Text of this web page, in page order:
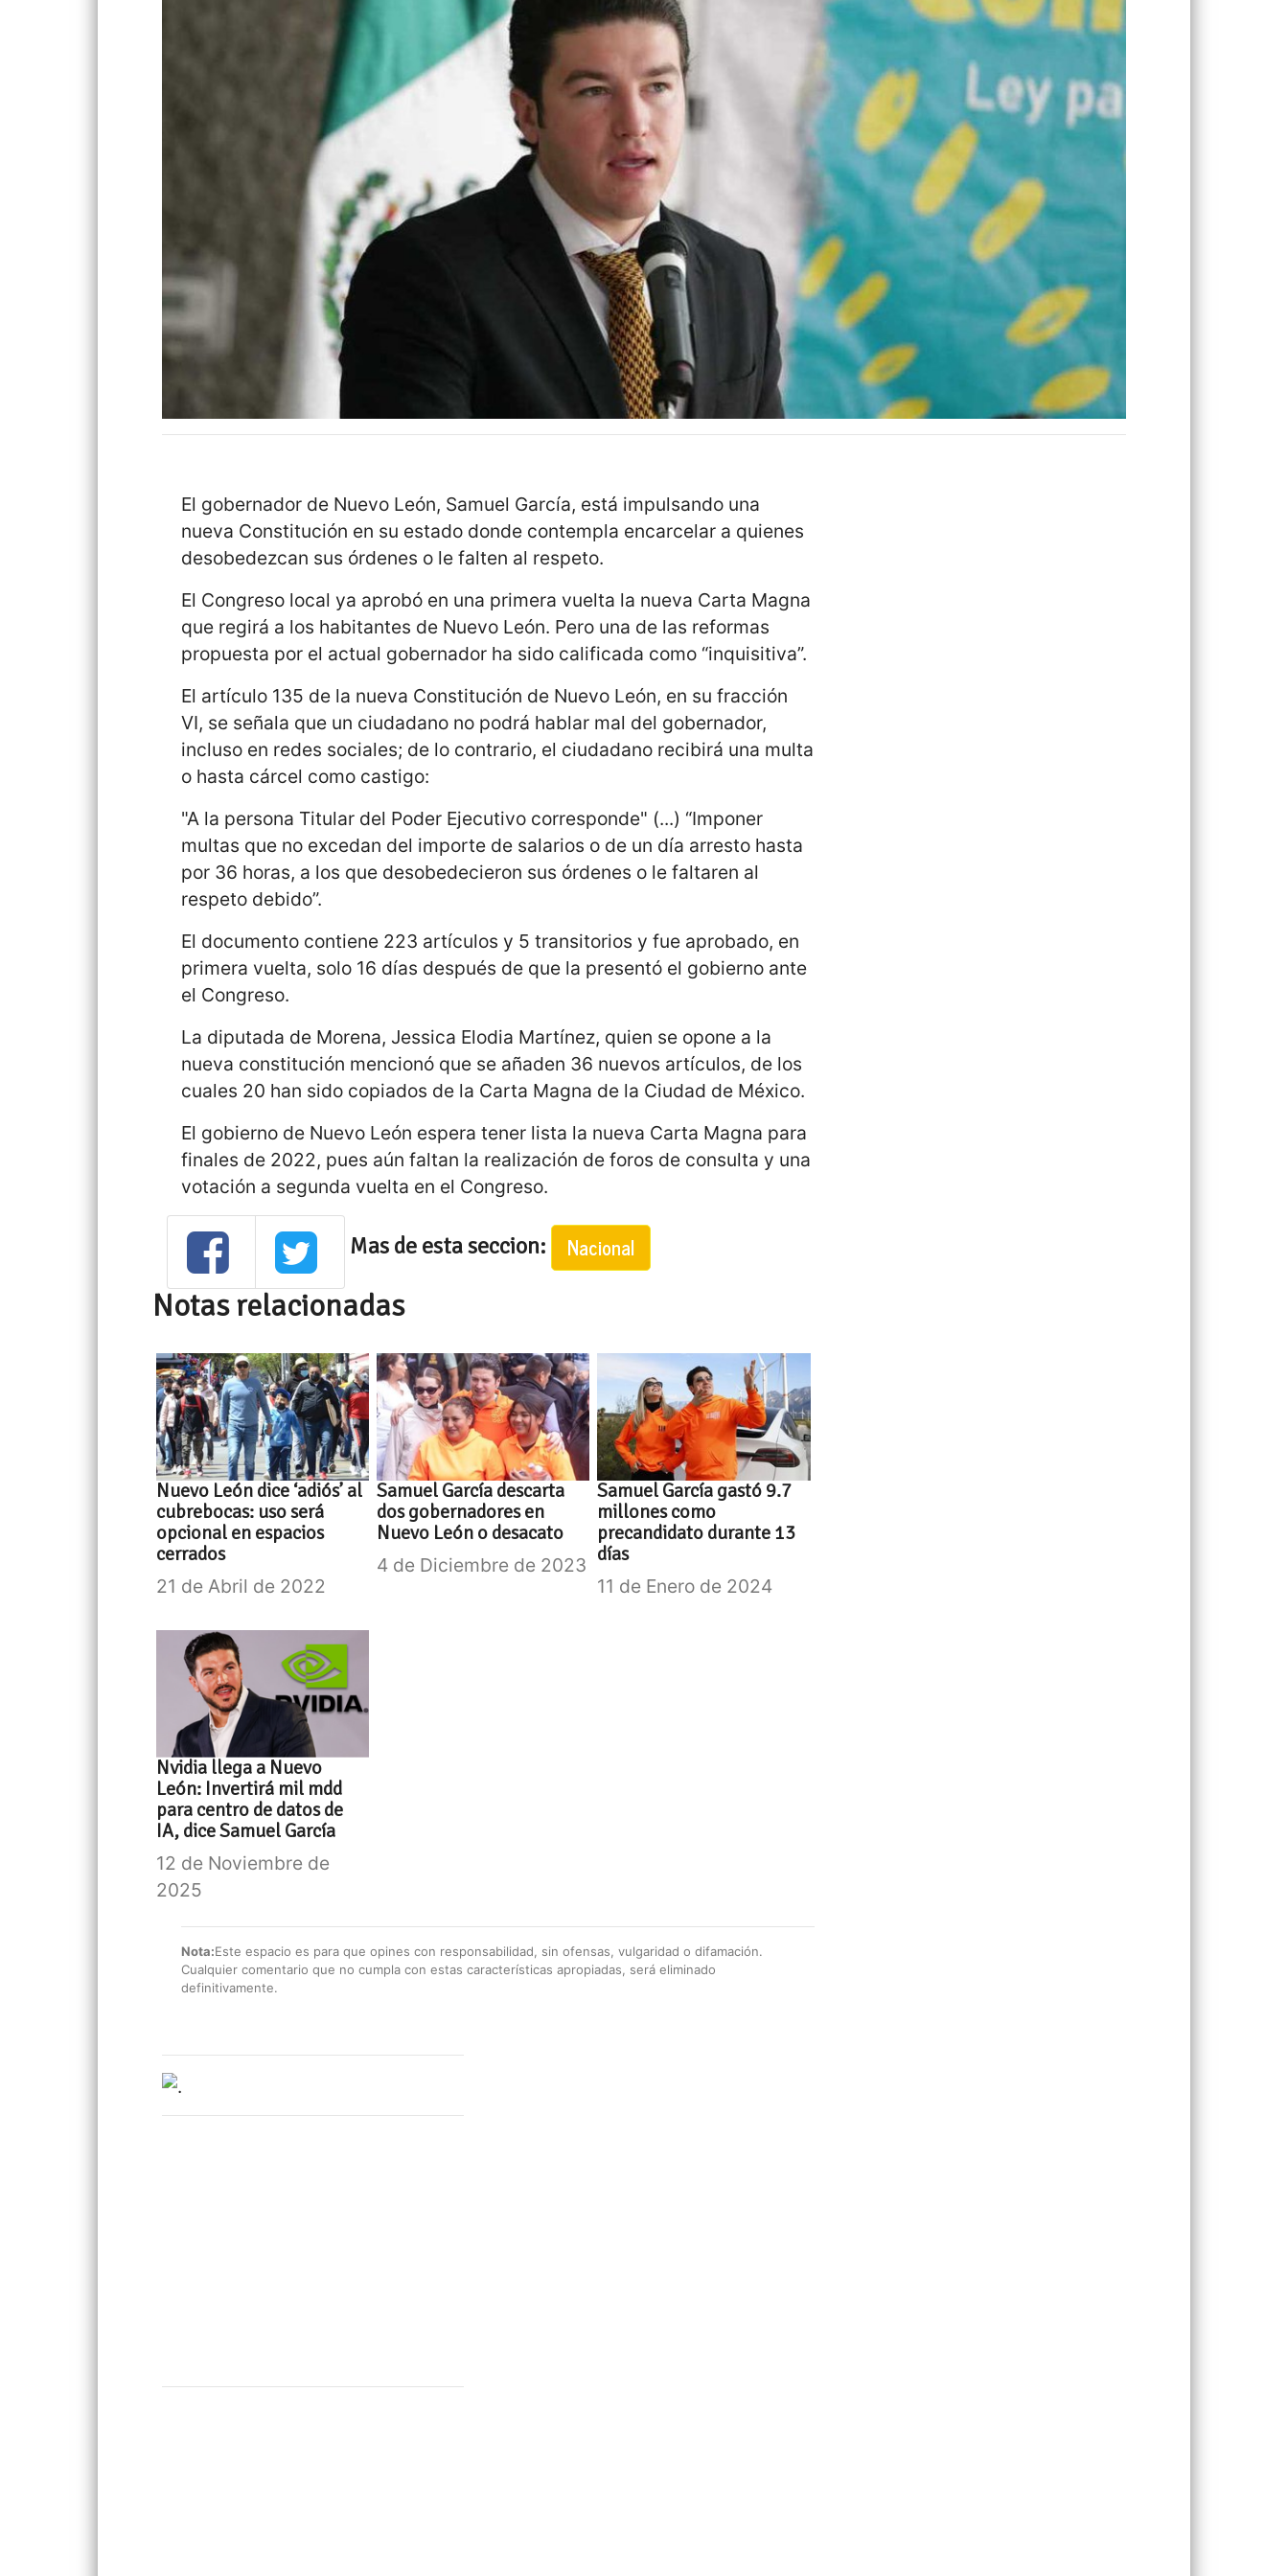
El gobernador de Nuevo León, Samuel García, está impulsando una
nueva Constitución en su estado donde contempla encarcelar a quienes
desobedezcan sus órdenes o le falten al respeto.
El Congreso local ya aprobó en una primera vuelta la nueva Carta Magna
que regirá a los habitantes de Nuevo León. Pero una de las reformas
propuesta por el actual gobernador ha sido calificada como “inquisitiva”.
El artículo 135 de la nueva Constitución de Nuevo León, en su fracción
VI, se señala que un ciudadano no podrá hablar mal del gobernador,
incluso en redes sociales; de lo contrario, el ciudadano recibirá una multa
o hasta cárcel como castigo:
"A la persona Titular del Poder Ejecutivo corresponde" (...) “Imponer
multas que no excedan del importe de salarios o de un día arresto hasta
por 36 horas, a los que desobedecieron sus órdenes o le faltaren al
respeto debido”.
El documento contiene 223 artículos y 5 transitorios y fue aprobado, en
primera vuelta, solo 16 días después de que la presentó el gobierno ante
el Congreso.
La diputada de Morena, Jessica Elodia Martínez, quien se opone a la
nueva constitución mencionó que se añaden 36 nuevos artículos, de los
cuales 20 han sido copiados de la Carta Magna de la Ciudad de México.
El gobierno de Nuevo León espera tener lista la nueva Carta Magna para
finales de 2022, pues aún faltan la realización de foros de consulta y una
votación a segunda vuelta en el Congreso.
Mas de esta seccion: Nacional
Notas relacionadas
Nuevo León dice ‘adiós’ al
cubrebocas: uso será
opcional en espacios
cerrados
21 de Abril de 2022
Samuel García descarta
dos gobernadores en
Nuevo León o desacato
4 de Diciembre de 2023
Samuel García gastó 9.7
millones como
precandidato durante 13
días
11 de Enero de 2024
Nvidia llega a Nuevo
León: Invertirá mil mdd
para centro de datos de
IA, dice Samuel García
12 de Noviembre de
2025
Nota:Este espacio es para que opines con responsabilidad, sin ofensas, vulgaridad o difamación.
Cualquier comentario que no cumpla con estas características apropiadas, será eliminado
definitivamente.